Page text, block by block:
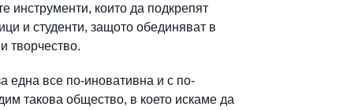
инструменти, които да подкрепят
и студенти, защото обединяват в
творчество.
една все по-иновативна и с по-
такова общество, в което искаме да